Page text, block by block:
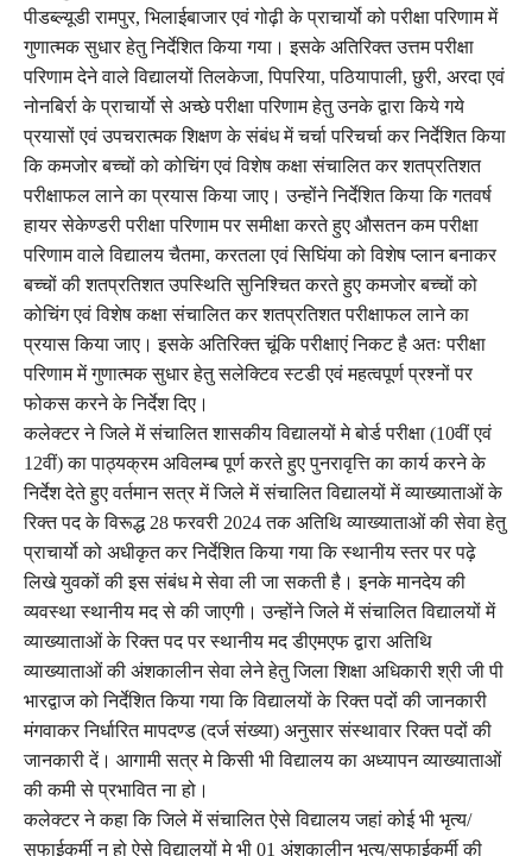
पीडब्ल्यूडी रामपुर, भिलाईबाजार एवं गोढ़ी के प्राचार्याे को परीक्षा परिणाम में
गुणात्मक सुधार हेतु निर्देशित किया गया। इसके अतिरिक्त उत्तम परीक्षा
परिणाम देने वाले विद्यालयों तिलकेजा, पिपरिया, पठियापाली, छुरी, अरदा एवं
नोनबिर्रा के प्राचार्याे से अच्छे परीक्षा परिणाम हेतु उनके द्वारा किये गये
प्रयासों एवं उपचरात्मक शिक्षण के संबंध में चर्चा परिचर्चा कर निर्देशित किया
कि कमजोर बच्चों को कोचिंग एवं विशेष कक्षा संचालित कर शतप्रतिशत
परीक्षाफल लाने का प्रयास किया जाए। उन्होंने निर्देशित किया कि गतवर्ष
हायर सेकेण्डरी परीक्षा परिणाम पर समीक्षा करते हुए औसतन कम परीक्षा
परिणाम वाले विद्यालय चैतमा, करतला एवं सिघिंया को विशेष प्लान बनाकर
बच्चों की शतप्रतिशत उपस्थिति सुनिश्चित करते हुए कमजोर बच्चों को
कोचिंग एवं विशेष कक्षा संचालित कर शतप्रतिशत परीक्षाफल लाने का
प्रयास किया जाए। इसके अतिरिक्त चूंकि परीक्षाएं निकट है अतः परीक्षा
परिणाम में गुणात्मक सुधार हेतु सलेक्टिव स्टडी एवं महत्वपूर्ण प्रश्नों पर
फोकस करने के निर्देश दिए।
कलेक्टर ने जिले में संचालित शासकीय विद्यालयों मे बोर्ड परीक्षा (10वीं एवं
12वीं) का पाठ्यक्रम अविलम्ब पूर्ण करते हुए पुनरावृत्ति का कार्य करने के
निर्देश देते हुए वर्तमान सत्र में जिले में संचालित विद्यालयों में व्याख्याताओं के
रिक्त पद के विरूद्ध 28 फरवरी 2024 तक अतिथि व्याख्याताओं की सेवा हेतु
प्राचार्याे को अधीकृत कर निर्देशित किया गया कि स्थानीय स्तर पर पढ़े
लिखे युवकों की इस संबंध मे सेवा ली जा सकती है। इनके मानदेय की
व्यवस्था स्थानीय मद से की जाएगी। उन्होंने जिले में संचालित विद्यालयों में
व्याख्याताओं के रिक्त पद पर स्थानीय मद डीएमएफ द्वारा अतिथि
व्याख्याताओं की अंशकालीन सेवा लेने हेतु जिला शिक्षा अधिकारी श्री जी पी
भारद्वाज को निर्देशित किया गया कि विद्यालयों के रिक्त पदों की जानकारी
मंगवाकर निर्धारित मापदण्ड (दर्ज संख्या) अनुसार संस्थावार रिक्त पदों की
जानकारी दें। आगामी सत्र मे किसी भी विद्यालय का अध्यापन व्याख्याताओं
की कमी से प्रभावित ना हो।
कलेक्टर ने कहा कि जिले में संचालित ऐसे विद्यालय जहां कोई भी भृत्य/
सफाईकर्मी न हो ऐसे विद्यालयों मे भी 01 अंशकालीन भृत्य/सफाईकर्मी की